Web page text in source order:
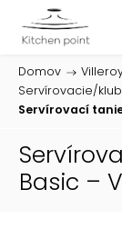
Domov /
Servírovacie/
Servírovací
Basic –